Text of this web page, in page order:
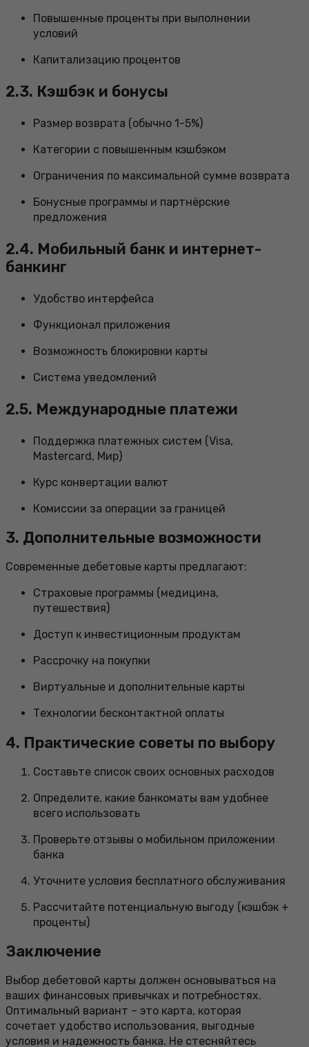
Повышенные проценты при выполнении
условий
Капитализацию процентов
2.3. Кэшбэк и бонусы
Размер возврата (обычно 1-5%)
Категории с повышенным кэшбэком
Ограничения по максимальной сумме возврата
Бонусные программы и партнёрские
предложения
2.4. Мобильный банк и интернет-
банкинг
Удобство интерфейса
Функционал приложения
Возможность блокировки карты
Система уведомлений
2.5. Международные платежи
Поддержка платежных систем (Visa,
Mastercard, Мир)
Курс конвертации валют
Комиссии за операции за границей
3. Дополнительные возможности
Современные дебетовые карты предлагают:
Страховые программы (медицина,
путешествия)
Доступ к инвестиционным продуктам
Рассрочку на покупки
Виртуальные и дополнительные карты
Технологии бесконтактной оплаты
4. Практические советы по выбору
Составьте список своих основных расходов
Определите, какие банкоматы вам удобнее
всего использовать
Проверьте отзывы о мобильном приложении
банка
Уточните условия бесплатного обслуживания
Рассчитайте потенциальную выгоду (кэшбэк +
проценты)
Заключение
Выбор дебетовой карты должен основываться на
ваших финансовых привычках и потребностях.
Оптимальный вариант – это карта, которая
сочетает удобство использования, выгодные
условия и надежность банка. Не стесняйтесь